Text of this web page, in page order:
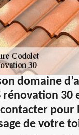
domaine
rénovation 30
pour
de votre